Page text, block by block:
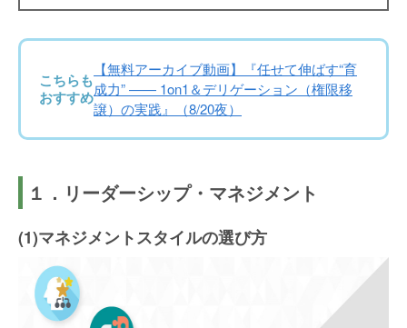
こちらも
おすすめ
【無料アーカイブ動画】『任せて伸ばす“育
成力” —— 1on1＆デリゲーション（権限移
譲）の実践』（8/20夜）
１．リーダーシップ・マネジメント
(1)マネジメントスタイルの選び方